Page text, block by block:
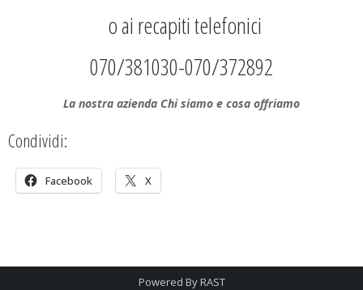
o ai recapiti telefonici
070/381030-070/372892
La nostra azienda Chi siamo e cosa offriamo
Condividi:
Facebook X
Powered ByRAST